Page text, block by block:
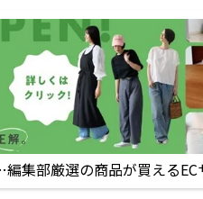
集部厳選の商品が買えるEC